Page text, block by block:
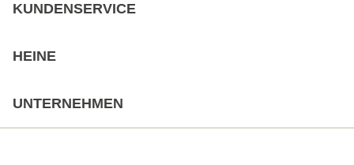
KUNDENSERVICE
HEINE
UNTERNEHMEN